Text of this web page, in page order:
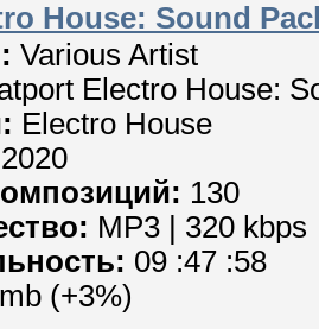
House: Sound
Various Artist
Electro House:
Electro House
2020
130
MP3 | 320 kbps
09 :47 :58
(+3%)